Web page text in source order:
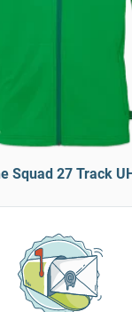
Squad 27 Track